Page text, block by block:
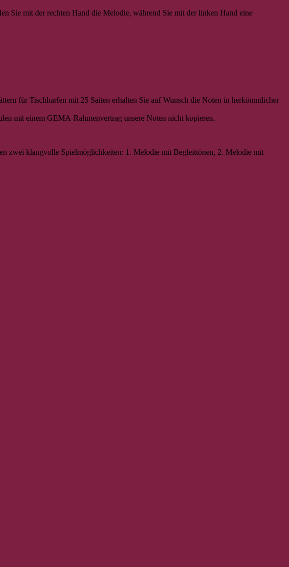
Sie mit der rechten Hand die Melodie, während Sie mit der linken Hand eine
für Tischharfen mit 25 Saiten erhalten Sie auf Wunsch die Noten in herkömmlicher
mit einem GEMA-Rahmenvertrag unsere Noten nicht kopieren.
zwei klangvolle Spielmöglichkeiten: 1. Melodie mit Begleittönen, 2. Melodie mit